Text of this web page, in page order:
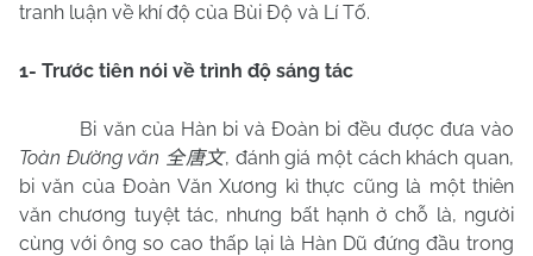
tranh luận về khí độ của Bùi Độ và Lí Tố.
1- Trước tiên nói về trình độ sáng tác
Bi văn của Hàn bi và Đoàn bi đều được đưa vào
Toàn Đường văn 全唐文, đánh giá một cách khách quan,
bi văn của Đoàn Văn Xương kì thực cũng là một thiên
văn chương tuyệt tác, nhưng bất hạnh ở chỗ là, người
cùng với ông so cao thấp lại là Hàn Dũ đứng đầu trong